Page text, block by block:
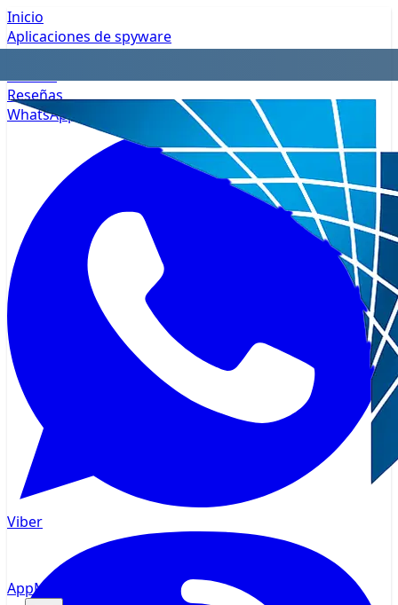
AppMsr
Inicio
Aplicaciones de spyware
Reseñas
WhatsApp
Viber